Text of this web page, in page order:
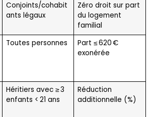
Conjoints/cohabit
ants légaux
Zéro droit sur part
du logement
familial
Toutes personnes
Part ≤ 620 €
exonérée
Héritiers avec ≥ 3
enfants < 21 ans
Réduction
additionnelle (%)